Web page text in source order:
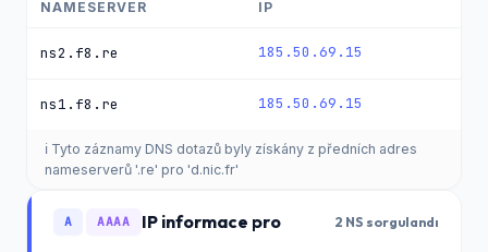
NAMESERVER IP
ns2.f8.re 185.50.69.15
ns1.f8.re 185.50.69.15
ℹ️ Tyto záznamy DNS dotazů byly získány z předních adres
nameserverů '.re' pro 'd.nic.fr'
A AAAA IP informace pro 2 NS sorgulandı